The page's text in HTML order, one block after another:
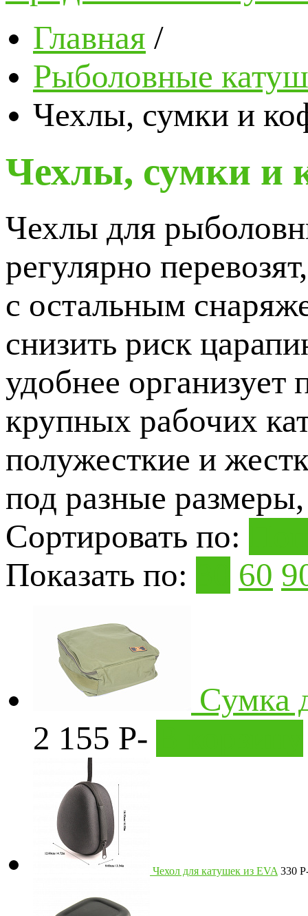
Главная /
Рыболовные
Чехлы, сумки и
Чехлы, сумки и
Чехлы для
регулярно
с остальным
снизить риск
удобнее
крупных рабочих
полужесткие и
под разные
Сортировать по:
Показать по:
60
Сумка
2 155 P-
Чехол для катушек из EVA 330 P